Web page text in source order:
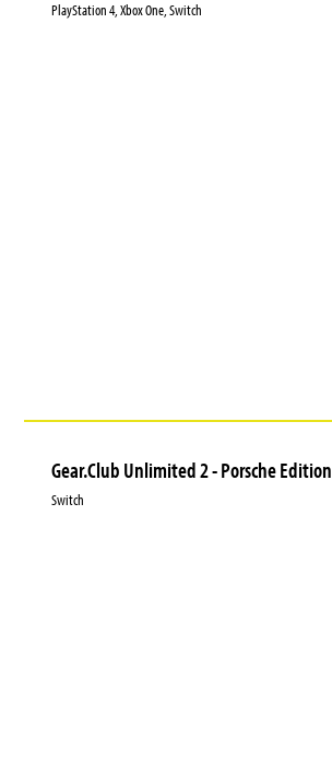
PlayStation 4, Xbox One, Switch
Gear.Club Unlimited 2 - Porsche Edition
Switch